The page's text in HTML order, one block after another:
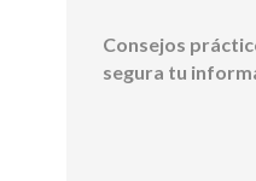
Consejos
segura tu